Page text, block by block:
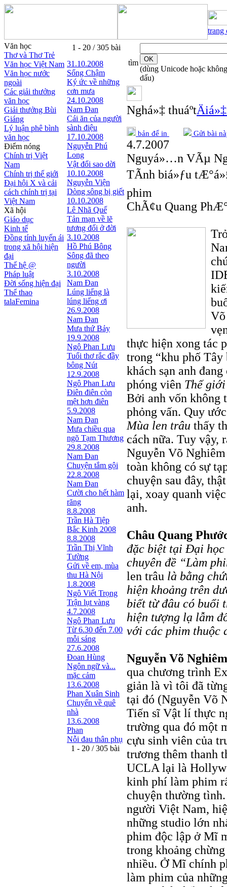
trang
Văn học
Thơ và Thơ Trẻ
Văn học Việt Nam
Văn học nước
ngoài
Các giải thưởng
văn học
Giải thưởng Bùi
Giáng
Lý luận phê bình
văn học
Điểm nóng
Chính trị Việt
Nam
Chính trị thế giới
Đại hội X và cải
cách chính trị tại
Việt Nam
Xã hội
Giáo dục
Kinh tế
Đồng tính luyến ái
trong xã hội hiện
đại
Thế hệ @
Pháp luật
Đời sống hiện đại
Thể thao
talaFemina
1 - 20 / 305 bài
31.10.2008
Sống Chậm
Ký ức về những
cơn mưa
24.10.2008
Nam Đan
Cái ăn của người
sành điệu
17.10.2008
Nguyễn Phú
Long
Vật đổi sao dời
10.10.2008
Nguyễn Viện
Dòng sông bị giết
10.10.2008
Lê Nhã Quế
Tản mạn về lẽ
tương đối ở đời
3.10.2008
Hồ Phú Bông
Sông đã theo
người
3.10.2008
Nam Đan
Lúng liếng là
lúng liếng ơi
26.9.2008
Nam Đan
Mưa thứ Bảy
19.9.2008
Ngô Phan Lưu
Tuổi thơ rắc đầy
bông Nút
12.9.2008
Ngô Phan Lưu
Điên điên còn
mệt hơn điên
5.9.2008
Nam Đan
Mưa chiều qua
ngõ Tạm Thương
29.8.2008
Nam Đan
Chuyện tắm gội
22.8.2008
Nam Đan
Cười cho hết hàm
răng
8.8.2008
Trần Hà Tiệp
Bắc Kinh 2008
8.8.2008
Trần Thị Vĩnh
Tường
Gửi về em, mùa
thu Hà Nội
1.8.2008
Ngô Viết Trọng
Trận lụt vàng
4.7.2008
Ngô Phan Lưu
Từ 6.30 đến 7.00
mỗi sáng
27.6.2008
Đoan Hùng
Ngôn ngữ và...
mặc cảm
13.6.2008
Phan Xuân Sinh
Chuyến về quê
nhà
13.6.2008
Phan
Nỗi đau thân phụ
1 - 20 / 305 bài
tìm
(dùng Unicode hoặc không
dấu)
Nghá»‡ thuáº­t
bản để in Gửi bài
4.7.2007
Nguyá»…n VÃµ
TÃ­nh biá»ƒu
phim
ChÃ¢u Quang
thực hiện xong tác
trong “khu phố
khách sạn anh
phóng viên Thế
Bởi anh vốn không
phỏng vấn. Quy
Mùa len trâu thấy
cách nữa. Tuy vậy,
Nguyễn Võ
toàn không có sự
chuyện sau đây,
lại, xoay quanh
anh.
Châu Quang
đặc biệt tại Đại học
chuyên đề “Làm
len trâu là bằng
hiện khoảng trên
biết từ đâu có buổi
hiện tượng lạ lẫm
với các phim thuộc
Nguyễn Võ
qua chương trình
giản là vì tôi đã
tại đó (Nguyễn Võ
Tiến sĩ Vật lí thực
trường qua đó một
cựu sinh viên của
trương thêm thanh
UCLA lại là
kinh phí làm phim
chuyện thường
người Việt Nam,
những studio lớn
phim độc lập ở Mĩ
trong khoảng
nhiều. Ở Mĩ chính
làm phim của